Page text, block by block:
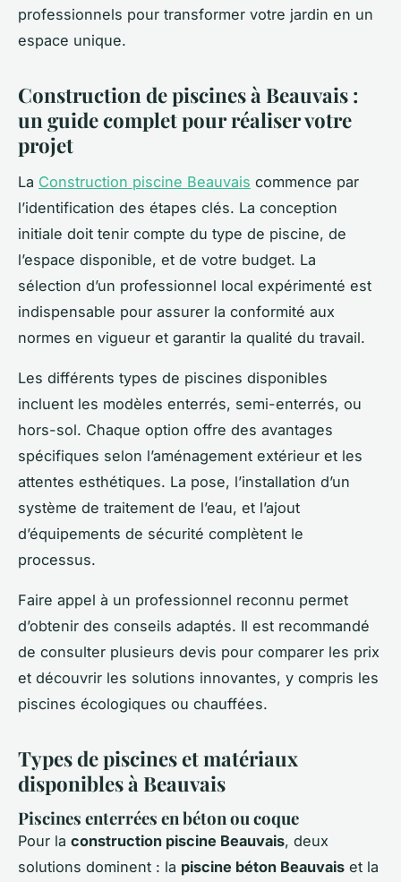
professionnels pour transformer votre jardin en un
espace unique.
Construction de piscines à Beauvais :
un guide complet pour réaliser votre
projet
La Construction piscine Beauvais commence par
l’identification des étapes clés. La conception
initiale doit tenir compte du type de piscine, de
l’espace disponible, et de votre budget. La
sélection d’un professionnel local expérimenté est
indispensable pour assurer la conformité aux
normes en vigueur et garantir la qualité du travail.
Les différents types de piscines disponibles
incluent les modèles enterrés, semi-enterrés, ou
hors-sol. Chaque option offre des avantages
spécifiques selon l’aménagement extérieur et les
attentes esthétiques. La pose, l’installation d’un
système de traitement de l’eau, et l’ajout
d’équipements de sécurité complètent le
processus.
Faire appel à un professionnel reconnu permet
d’obtenir des conseils adaptés. Il est recommandé
de consulter plusieurs devis pour comparer les prix
et découvrir les solutions innovantes, y compris les
piscines écologiques ou chauffées.
Types de piscines et matériaux
disponibles à Beauvais
Piscines enterrées en béton ou coque
Pour la construction piscine Beauvais, deux
solutions dominent : la piscine béton Beauvais et la